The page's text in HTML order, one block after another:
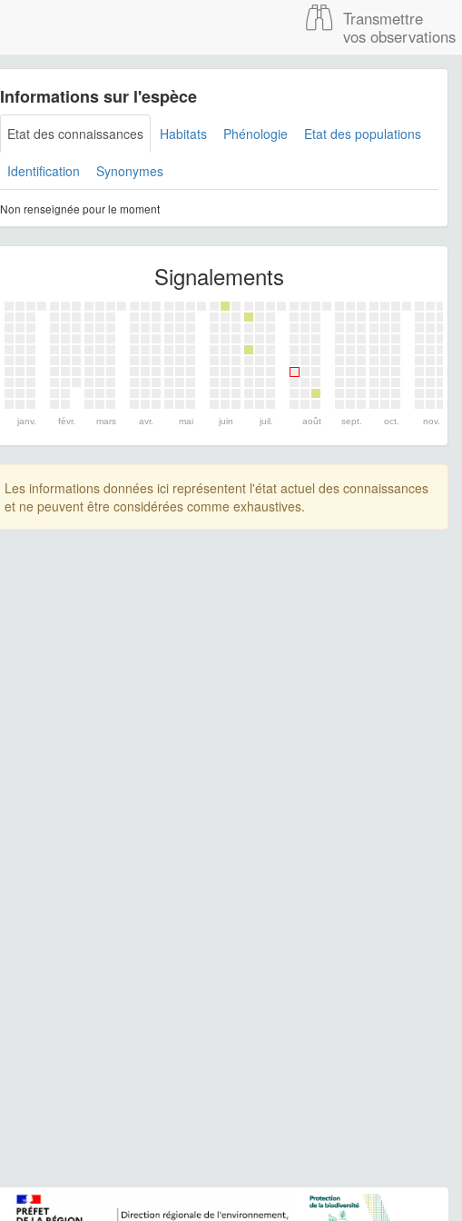
Transmettre
vos observations
Informations sur l'espèce
Etat des connaissances Habitats Phénologie Etat des populations
Identification Synonymes
Non renseignée pour le moment
Signalements
janv. févr. mars avr. mai juin juil. août sept. oct. nov.
Les informations données ici représentent l'état actuel des connaissances
et ne peuvent être considérées comme exhaustives.